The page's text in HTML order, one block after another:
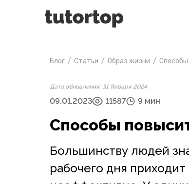
Блог / Статьи / Образ жизни /
Дата обновления: 31 Января 2024
09.01.2023 11587 9 мин
Способы
Большинству людей
рабочего дня